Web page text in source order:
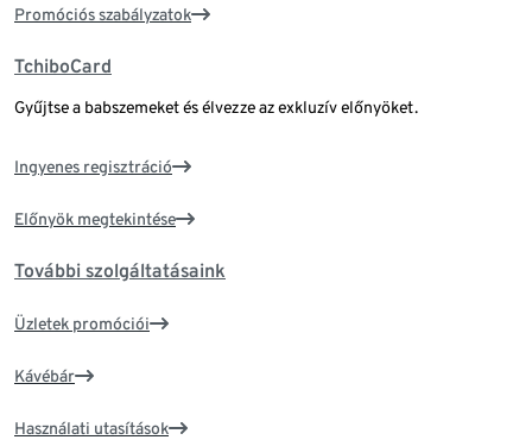
Promóciós szabályzatok
TchiboCard
Gyűjtse a babszemeket és élvezze az exkluzív előnyöket.
Ingyenes regisztráció
Előnyök megtekintése
További szolgáltatásaink
Üzletek promóciói
Kávébár
Használati utasítások